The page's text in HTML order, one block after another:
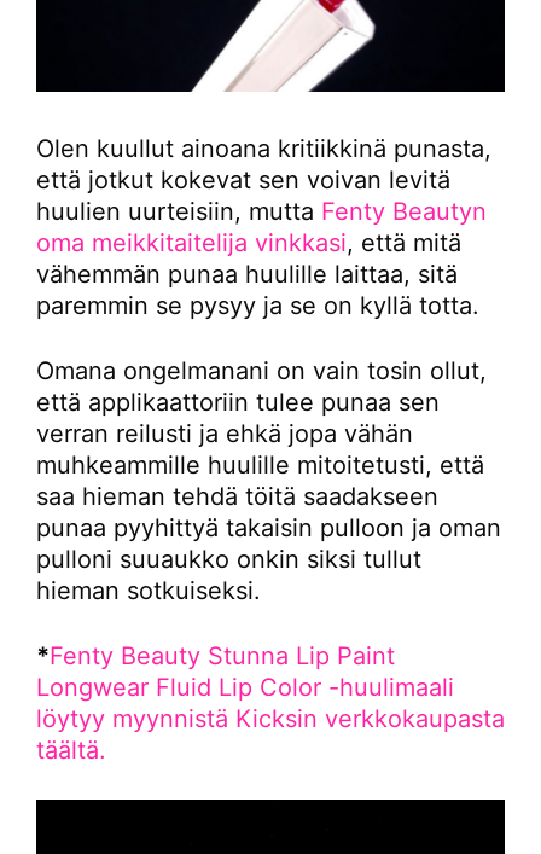
Olen kuullut ainoana kritiikkinä punasta,
että jotkut kokevat sen voivan levitä
huulien uurteisiin, mutta Fenty Beautyn
oma meikkitaitelija vinkkasi, että mitä
vähemmän punaa huulille laittaa, sitä
paremmin se pysyy ja se on kyllä totta.
Omana ongelmanani on vain tosin ollut,
että applikaattoriin tulee punaa sen
verran reilusti ja ehkä jopa vähän
muhkeammille huulille mitoitetusti, että
saa hieman tehdä töitä saadakseen
punaa pyyhittyä takaisin pulloon ja oman
pulloni suuaukko onkin siksi tullut
hieman sotkuiseksi.
*Fenty Beauty Stunna Lip Paint
Longwear Fluid Lip Color -huulimaali
löytyy myynnistä Kicksin verkkokaupasta
täältä.